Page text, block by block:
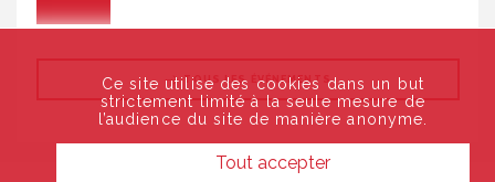
TOUS LES ÉVÉNEMENTS
Ce site utilise des cookies dans un but
strictement limité à la seule mesure de
l’audience du site de manière anonyme.
Tout accepter